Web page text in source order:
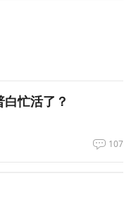
忙活了？
107